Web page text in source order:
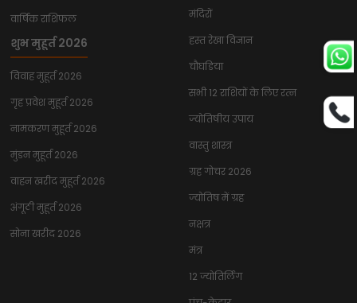
वार्षिक राशिफल
शुभ मुहूर्त 2026
विवाह मुहूर्त 2026
गृह प्रवेश मुहूर्त 2026
नामकरण मुहूर्त 2026
मुंडन मुहूर्त 2026
वाहन खरीद मुहूर्त 2026
अंगूठी मुहूर्त 2026
सोना खरीद 2026
मंदिरों
हस्त रेखा विज्ञान
चौघडिया
सभी 12 राशियों के लिए रत्न
ज्योतिषीय उपाय
वास्तु शास्त्र
ग्रह गोचर 2026
ज्योतिष में ग्रह
नक्षत्र
मंत्र
12 ज्योतिर्लिंग